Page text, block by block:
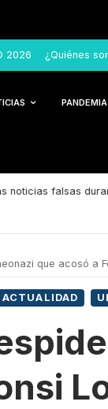
2026 ¿Quiénes
falsas durante y
que acosó a
ACTUALIDAD